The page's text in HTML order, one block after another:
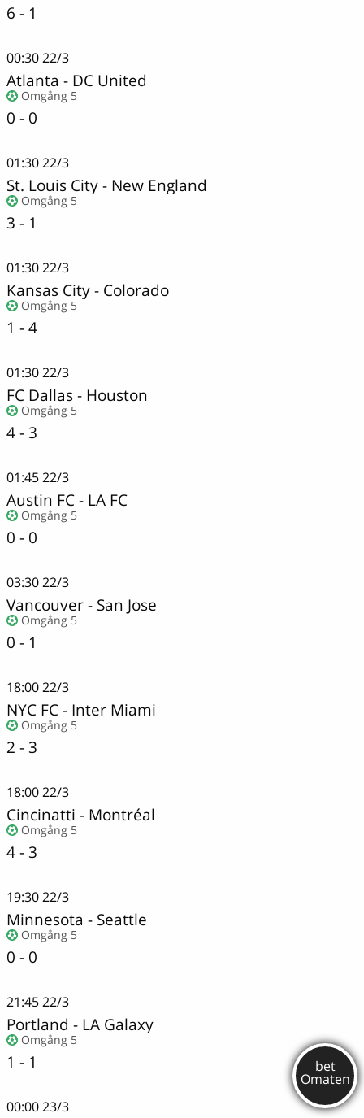
6 - 1
00:3022/3
Atlanta - DC United
Omgång 5
0 - 0
01:3022/3
St. Louis City- New England
Omgång 5
3 - 1
01:3022/3
Kansas City- Colorado
Omgång 5
1 - 4
01:3022/3
FC Dallas- Houston
Omgång 5
4 - 3
01:4522/3
Austin FC - LA FC
Omgång 5
0 - 0
03:3022/3
Vancouver- San Jose
Omgång 5
0 - 1
18:0022/3
NYC FC- Inter Miami
Omgång 5
2 - 3
18:0022/3
Cincinatti - Montréal
Omgång 5
4 - 3
19:3022/3
Minnesota - Seattle
Omgång 5
0 - 0
21:4522/3
Portland - LA Galaxy
Omgång 5
1 - 1
00:0023/3